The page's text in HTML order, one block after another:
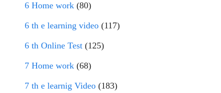
6 Home work (80)
6 th e learning video (117)
6 th Online Test (125)
7 Home work (68)
7 th e learnig Video (183)